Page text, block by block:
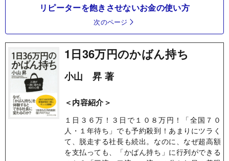
リピーターを飽きさせないお金の使い方
次のページ
1日36万円のかばん持ち
小山 昇 著
＜内容紹介＞
１日３６万！３日で１０８万円！「全国７０
人・１年待ち」でも予約殺到！あまりにツラく
て、脱走する社長も続出。なのに、なぜ超高額
を支払っても、「かばん持ち」に行列ができる